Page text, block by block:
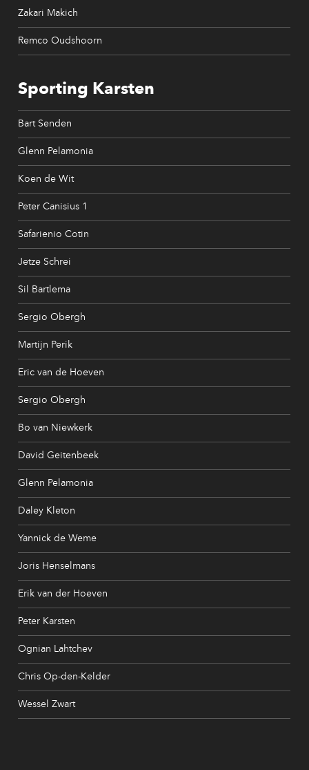
Zakari Makich
Remco Oudshoorn
Sporting Karsten
Bart Senden
Glenn Pelamonia
Koen de Wit
Peter Canisius 1
Safarienio Cotin
Jetze Schrei
Sil Bartlema
Sergio Obergh
Martijn Perik
Eric van de Hoeven
Sergio Obergh
Bo van Niewkerk
David Geitenbeek
Glenn Pelamonia
Daley Kleton
Yannick de Weme
Joris Henselmans
Erik van der Hoeven
Peter Karsten
Ognian Lahtchev
Chris Op-den-Kelder
Wessel Zwart